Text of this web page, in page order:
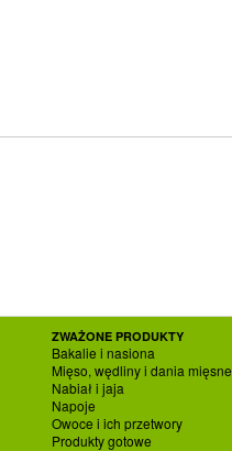
ZWAŻONE PRODUKTY
Bakalie i nasiona
Mięso, wędliny i dania mięsne
Nabiał i jaja
Napoje
Owoce i ich przetwory
Produkty gotowe